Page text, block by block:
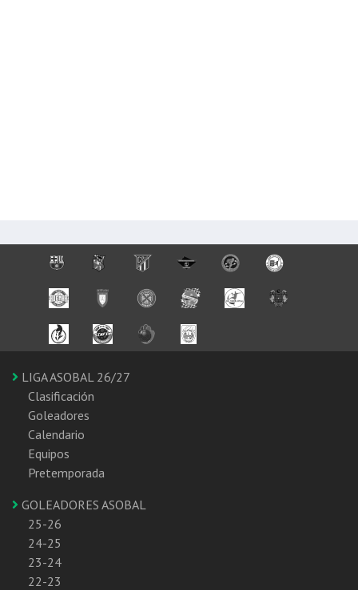
LIGA ASOBAL 26/27
Clasificación
Goleadores
Calendario
Equipos
Pretemporada
GOLEADORES ASOBAL
25-26
24-25
23-24
22-23